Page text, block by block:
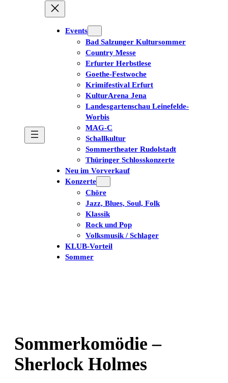
Events
Bad Salzunger Kultursommer
Country Messe
Erfurter Herbstlese
Goethe-Festwoche
Krimifestival Erfurt
KulturArena Jena
Landesgartenschau Leinefelde-
Worbis
MAG-C
Schallkultur
Sommertheater Rudolstadt
Thüringer Schlosskonzerte
Neu im Vorverkauf
Konzerte
Chöre
Jazz, Blues, Soul, Folk
Klassik
Rock und Pop
Volksmusik / Schlager
KLUB-Vorteil
Sommer
Sommerkomödie –
Sherlock Holmes